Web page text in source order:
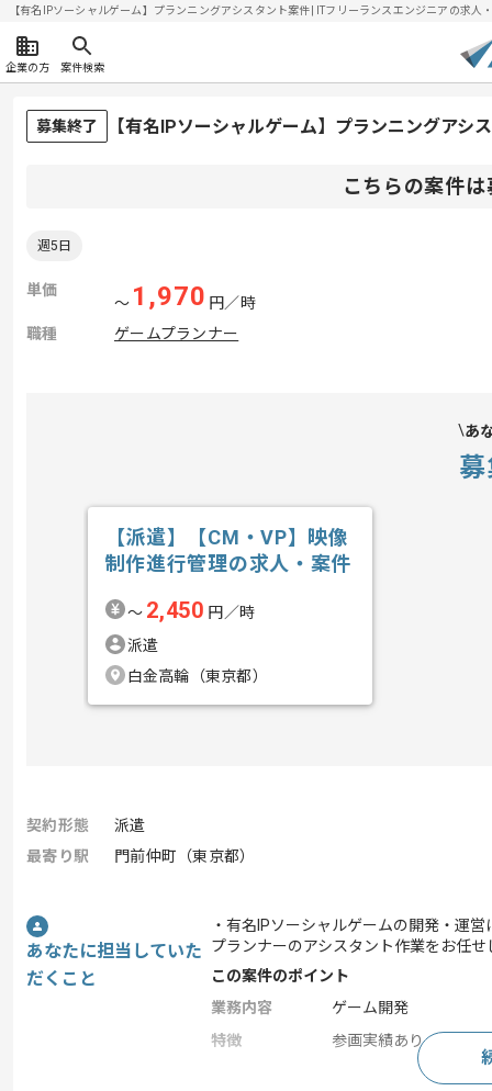
【有名IPソーシャルゲーム】プランニングアシスタント案件| ITフリーランスエンジニアの求
企業の方 案件検索
募集終了 【有名IPソーシャルゲーム】プランニングアシ
こちらの案件
週5日
単価
〜 1,970 円／時
職種
ゲームプランナー
あ
【派遣】【CM・VP】映像
制作進行管理の求人・案件
〜 2,450 円／時
派遣
白金高輪（東京都）
契約形態
派遣
最寄り駅
門前仲町（東京都）
あなたに担当していた
だくこと
・有名IPソーシャルゲームの開発・運営
プランナーのアシスタント作業をお任せ
この案件のポイント
業務内容
ゲーム開発
特徴
参画実績あり , 従業員